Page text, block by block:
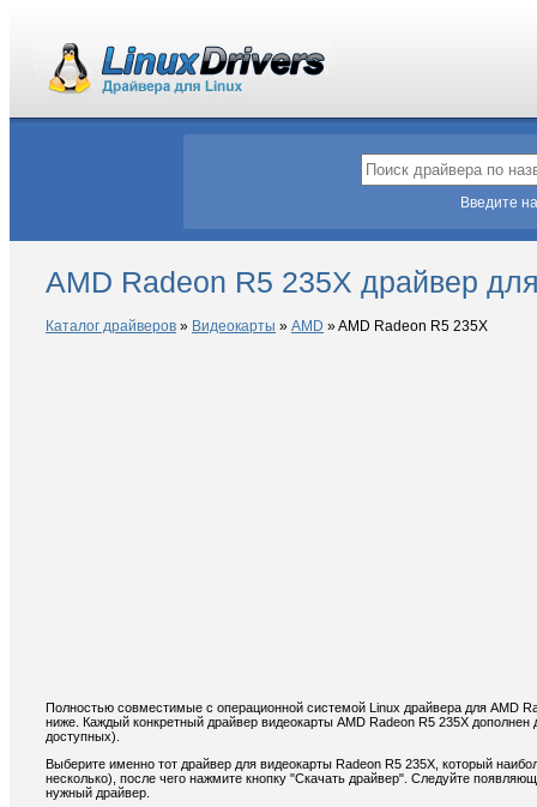
Введите
AMD Radeon R5 235X драйвер
Каталог драйверов » Видеокарты » AMD »AMD Radeon R5 235X
Полностью совместимые с операционной системой Linux драйвера для AMD
ниже. Каждый конкретный драйвер видеокарты AMD Radeon R5 235X
доступных).
Выберите именно тот драйвер для видеокарты Radeon R5 235X, который
несколько), после чего нажмите кнопку "Скачать драйвер". Следуйте
нужный драйвер.